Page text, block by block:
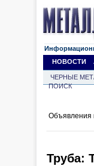
НОВОСТИ
ЧЕРНЫЕ
ПОИСК
Объявления
Труба: